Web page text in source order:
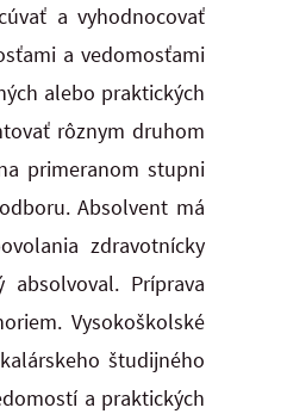
a vyhodnocovať
a vedomosťami
alebo praktických
rôznym druhom
primeranom stupni
Absolvent má
zdravotnícky
Príprava
Vysokoškolské
študijného
a praktických